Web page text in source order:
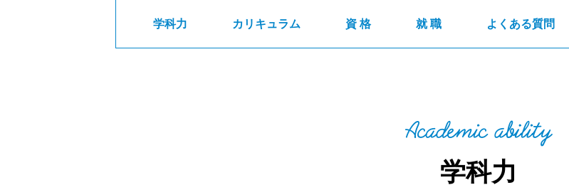
学科力 カリキュラム 資 格 就 職 よくある質問
学科力